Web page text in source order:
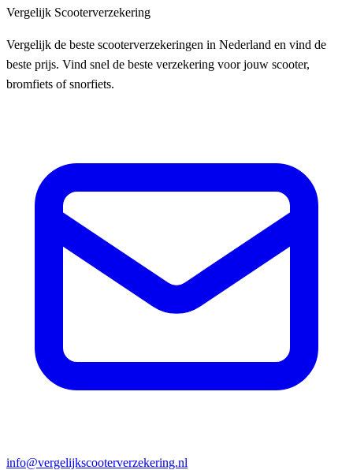
Vergelijk Scooterverzekering
Vergelijk de beste scooterverzekeringen in Nederland en vind de
beste prijs. Vind snel de beste verzekering voor jouw scooter,
bromfiets of snorfiets.
info@vergelijkscooterverzekering.nl